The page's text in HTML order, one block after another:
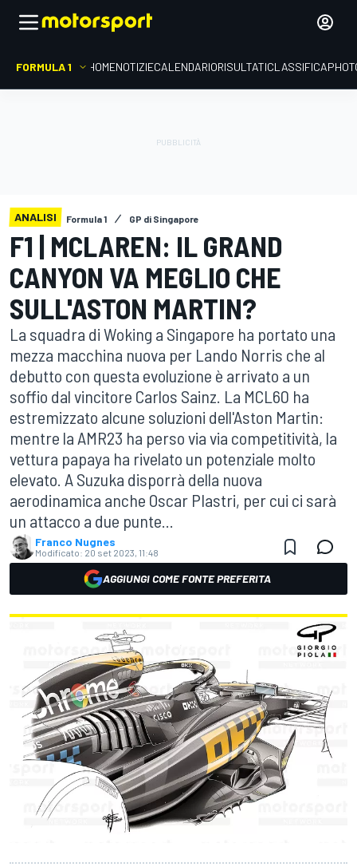
FORMULA 1 HOMENOTIZIECALENDARIORISULTATICLASSIFICA
ANALISI Formula 1 GP di Singapore
F1 | MCLAREN: IL GRAND
CANYON VA MEGLIO CHE
SULL'ASTON MARTIN?
La squadra di Woking a Singapore ha portato una
mezza macchina nuova per Lando Norris che al
debutto con questa evoluzione è arrivato a un
soffio dal vincitore Carlos Sainz. La MCL60 ha
estremizzato alcune soluzioni dell'Aston Martin:
mentre la AMR23 ha perso via via competitività, la
vettura papaya ha rivelato un potenziale molto
elevato. A Suzuka disporrà della nuova
aerodinamica anche Oscar PIastri, per cui ci sarà
un attacco a due punte...
Franco Nugnes
Modificato: 20 set 2023, 11:48
AGGIUNGI COME FONTE PREFERITA